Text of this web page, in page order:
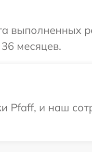
выполненных
месяцев.
и наш